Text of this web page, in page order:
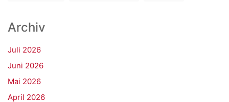
Archiv
Juli 2026
Juni 2026
Mai 2026
April 2026